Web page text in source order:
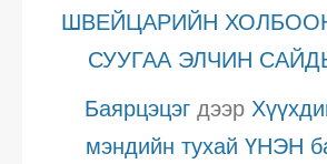
ШВЕЙЦАРИЙН
СУУГАА ЭЛЧИН
Баярцэцэгдээр
мэндийн тухай ҮНЭН